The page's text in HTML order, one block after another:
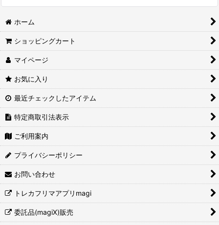
ホーム
ショッピングカート
マイページ
お気に入り
最近チェックしたアイテム
特定商取引法表示
ご利用案内
プライバシーポリシー
お問い合わせ
トレカフリマアプリmagi
委託品(magiX)販売